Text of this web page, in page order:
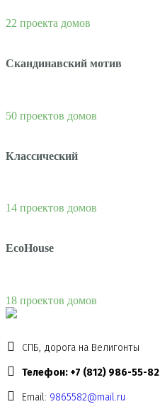
22 проекта домов
Скандинавский мотив
50 проектов домов
Классический
14 проектов домов
EcoHouse
18 проектов домов
СПБ, дорога на Велигонты
Телефон: +7 (812) 986-55-82
Email: 9865582@mail.ru